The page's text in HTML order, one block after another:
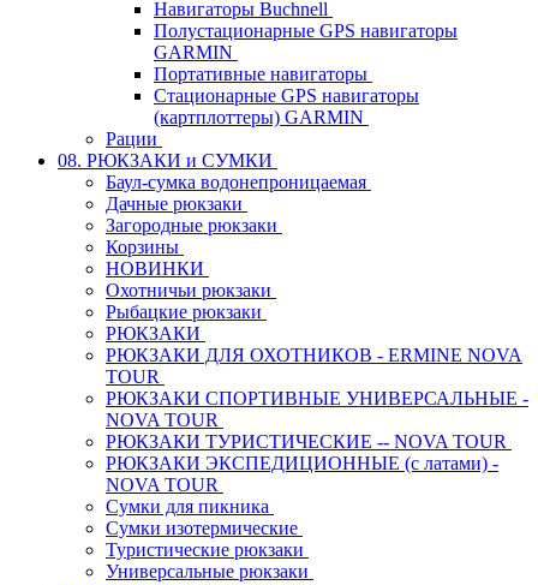
Навигаторы Buchnell
Полустационарные GPS навигаторы
GARMIN
Портативные навигаторы
Стационарные GPS навигаторы
(картплоттеры) GARMIN
Рации
08. РЮКЗАКИ и СУМКИ
Баул-сумка водонепроницаемая
Дачные рюкзаки
Загородные рюкзаки
Корзины
НОВИНКИ
Охотничьи рюкзаки
Рыбацкие рюкзаки
РЮКЗАКИ
РЮКЗАКИ ДЛЯ ОХОТНИКОВ - ERMINE NOVA
TOUR
РЮКЗАКИ СПОРТИВНЫЕ УНИВЕРСАЛЬНЫЕ -
NOVA TOUR
РЮКЗАКИ ТУРИСТИЧЕСКИЕ -- NOVA TOUR
РЮКЗАКИ ЭКСПЕДИЦИОННЫЕ (с латами) -
NOVA TOUR
Сумки для пикника
Сумки изотермические
Туристические рюкзаки
Универсальные рюкзаки